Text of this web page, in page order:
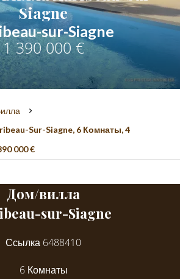
Siagne
sur-Siagne
1 390 000 €
Sur-Siagne, 6 Комнаты, 4
000 €
Дом/вилла
sur-Siagne
Ссылка 6488410
6 Комнаты